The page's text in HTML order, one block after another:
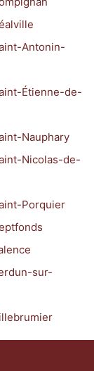
Antonin-
Étienne-de-
Nauphary
Nicolas-de-
Porquier
sur-